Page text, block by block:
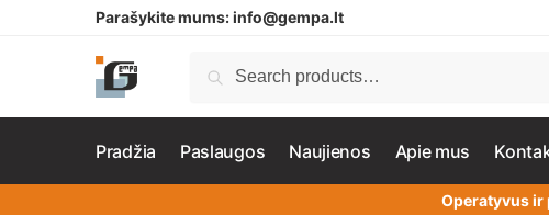
Parašykite mums:info@gempa.lt
Search
Pradžia Paslaugos Naujienos Apie mus
Operatyvus